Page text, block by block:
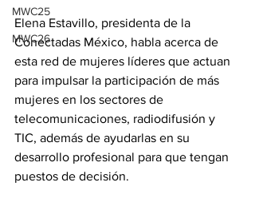
MWC25
MWC26
Elena Estavillo, presidenta de la
Conectadas México, habla acerca de
esta red de mujeres líderes que actuan
para impulsar la participación de más
mujeres en los sectores de
telecomunicaciones, radiodifusión y
TIC, además de ayudarlas en su
desarrollo profesional para que tengan
puestos de decisión.